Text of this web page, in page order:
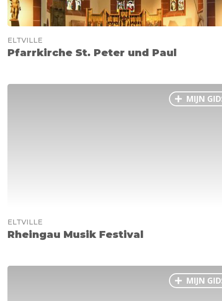
ELTVILLE
Pfarrkirche St. Peter und Paul
MIJN
ELTVILLE
Rheingau Musik Festival
MIJN